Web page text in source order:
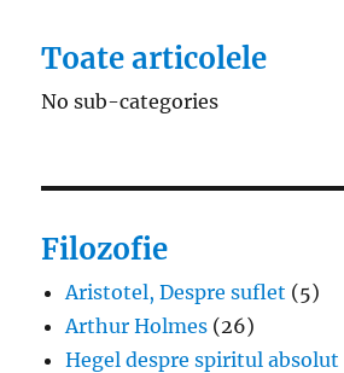
Toate articolele
No sub-categories
Filozofie
Aristotel, Despre suflet (5)
Arthur Holmes (26)
Hegel despre spiritul absolut